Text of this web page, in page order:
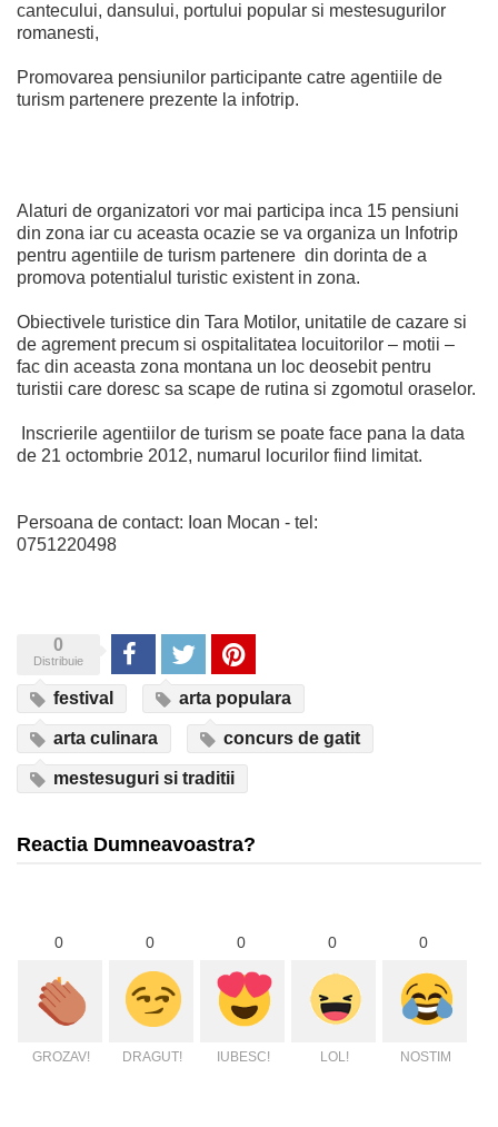
cantecului, dansului, portului popular si mestesugurilor
romanesti,
Promovarea pensiunilor participante catre agentiile de
turism partenere prezente la infotrip.
Alaturi de organizatori vor mai participa inca 15 pensiuni
din zona iar cu aceasta ocazie se va organiza un Infotrip
pentru agentiile de turism partenere din dorinta de a
promova potentialul turistic existent in zona.
Obiectivele turistice din Tara Motilor, unitatile de cazare si
de agrement precum si ospitalitatea locuitorilor – motii –
fac din aceasta zona montana un loc deosebit pentru
turistii care doresc sa scape de rutina si zgomotul oraselor.
Inscrierile agentiilor de turism se poate face pana la data
de 21 octombrie 2012, numarul locurilor fiind limitat.
Persoana de contact: Ioan Mocan - tel:
0751220498
0
Distribuie Share Tweet Pinterest
festival arta populara
arta culinara concurs de gatit
mestesuguri si traditii
Reactia Dumneavoastra?
0
GROZAV!
0
DRAGUT!
0
IUBESC!
0
LOL!
0
NOSTIM